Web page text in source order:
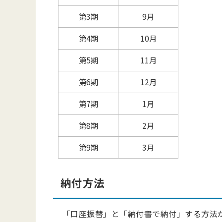
第3期
9月
第4期
10月
第5期
11月
第6期
12月
第7期
1月
第8期
2月
第9期
3月
納付方法
「口座振替」と「納付書で納付」する方法